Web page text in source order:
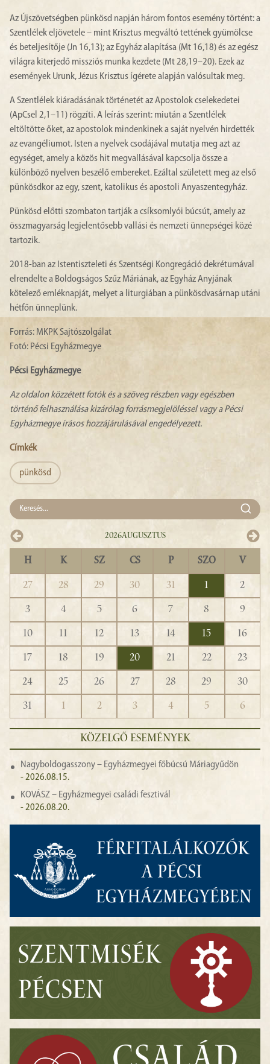
Az Újszövetségben pünkösd napján három fontos esemény történt: a
Szentlélek eljövetele – mint Krisztus megváltó tettének gyümölcse
és beteljesítője (Jn 16,13); az Egyház alapítása (Mt 16,18) és az egész
világra kiterjedő missziós munka kezdete (Mt 28,19–20). Ezek az
események Urunk, Jézus Krisztus ígérete alapján valósultak meg.
A Szentlélek kiáradásának történetét az Apostolok cselekedetei
(ApCsel 2,1–11) rögzíti. A leírás szerint: miután a Szentlélek
eltöltötte őket, az apostolok mindenkinek a saját nyelvén hirdették
az evangéliumot. Isten a nyelvek csodájával mutatja meg azt az
egységet, amely a közös hit megvallásával kapcsolja össze a
különböző nyelven beszélő embereket. Ezáltal született meg az első
pünkösdkor az egy, szent, katolikus és apostoli Anyaszentegyház.
Pünkösd előtti szombaton tartják a csíksomlyói búcsút, amely az
összmagyarság legjelentősebb vallási és nemzeti ünnepségei közé
tartozik.
2018-ban az Istentiszteleti és Szentségi Kongregáció dekrétumával
elrendelte a Boldogságos Szűz Máriának, az Egyház Anyjának
kötelező emléknapját, melyet a liturgiában a pünkösdvasárnap utáni
hétfőn ünneplünk.
Forrás: MKPK Sajtószolgálat
Fotó: Pécsi Egyházmegye
Pécsi Egyházmegye
Az oldalon közzétett fotók és a szöveg részben vagy egészben
történő felhasználása kizárólag forrásmegjelöléssel vagy a Pécsi
Egyházmegye írásos hozzájárulásával engedélyezett.
Címkék
pünkösd
2026Augusztus
H K SZ CS P SZO V
27 28 29 30 31 1
2
3
4 5 6 7 8
9
10
11 12 13 14 15
16
17
18 19 20 21 22
23
24
25 26 27 28 29
30
31
1 2 3 4 5 6
KÖZELGŐ ESEMÉNYEK
Nagyboldogasszony – Egyházmegyei főbúcsú Máriagyűdön
- 2026.08.15.
KOVÁSZ – Egyházmegyei családi fesztivál
- 2026.08.20.